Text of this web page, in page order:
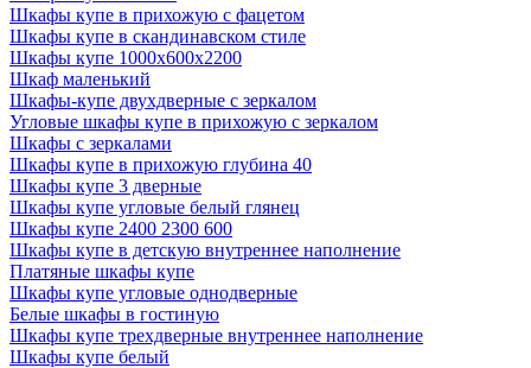
Шкафы купе в прихожую с фацетом
Шкафы купе в скандинавском стиле
Шкафы купе 1000х600х2200
Шкаф маленький
Шкафы-купе двухдверные с зеркалом
Угловые шкафы купе в прихожую с зеркалом
Шкафы с зеркалами
Шкафы купе в прихожую глубина 40
Шкафы купе 3 дверные
Шкафы купе угловые белый глянец
Шкафы купе 2400 2300 600
Шкафы купе в детскую внутреннее наполнение
Платяные шкафы купе
Шкафы купе угловые однодверные
Белые шкафы в гостиную
Шкафы купе трехдверные внутреннее наполнение
Шкафы купе белый